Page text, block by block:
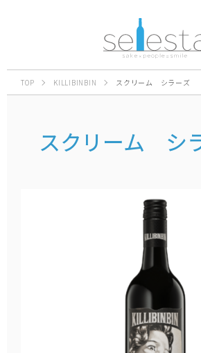
TOP KILLIBINBIN スクリーム シラーズ
スクリーム シ